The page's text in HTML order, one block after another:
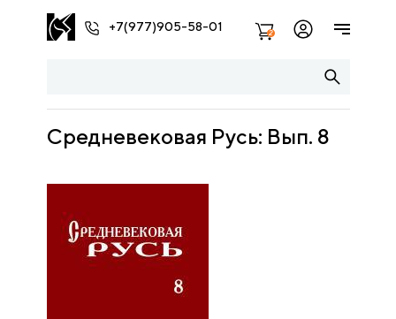
+7(977)905-58-01 2
Средневековая Русь: Вып. 8